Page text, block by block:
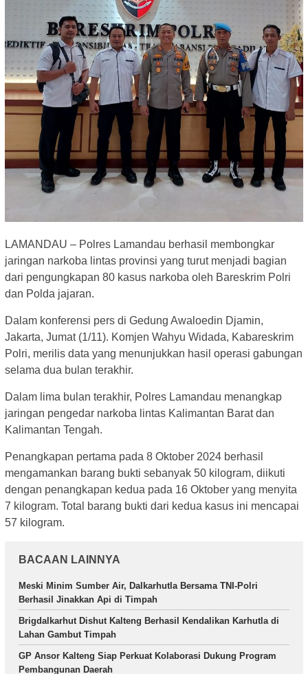
LAMANDAU – Polres Lamandau berhasil membongkar
jaringan narkoba lintas provinsi yang turut menjadi bagian
dari pengungkapan 80 kasus narkoba oleh Bareskrim Polri
dan Polda jajaran.
Dalam konferensi pers di Gedung Awaloedin Djamin,
Jakarta, Jumat (1/11). Komjen Wahyu Widada, Kabareskrim
Polri, merilis data yang menunjukkan hasil operasi gabungan
selama dua bulan terakhir.
Dalam lima bulan terakhir, Polres Lamandau menangkap
jaringan pengedar narkoba lintas Kalimantan Barat dan
Kalimantan Tengah.
Penangkapan pertama pada 8 Oktober 2024 berhasil
mengamankan barang bukti sebanyak 50 kilogram, diikuti
dengan penangkapan kedua pada 16 Oktober yang menyita
7 kilogram. Total barang bukti dari kedua kasus ini mencapai
57 kilogram.
BACAAN LAINNYA
Meski Minim Sumber Air, Dalkarhutla Bersama TNI-Polri
Berhasil Jinakkan Api di Timpah
Brigdalkarhut Dishut Kalteng Berhasil Kendalikan Karhutla di
Lahan Gambut Timpah
GP Ansor Kalteng Siap Perkuat Kolaborasi Dukung Program
Pembangunan Daerah